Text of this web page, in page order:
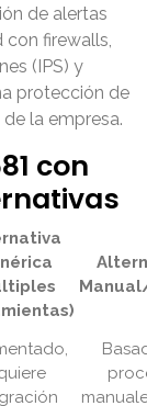
de alertas
con firewalls,
(IPS) y
protección de
la empresa.
con